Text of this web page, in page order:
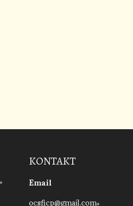
KONTAKT
Email